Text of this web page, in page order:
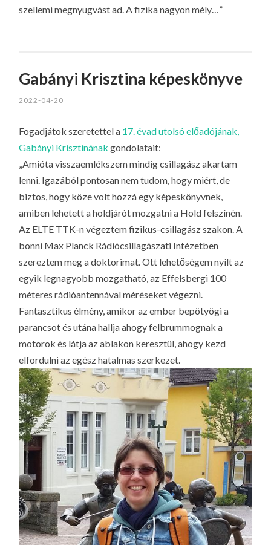
szellemi megnyugvást ad. A fizika nagyon mély…”
Gabányi Krisztina képeskönyve
2022-04-20
Fogadjátok szeretettel a 17. évad utolsó előadójának,
Gabányi Krisztinának gondolatait:
„Amióta visszaemlékszem mindig csillagász akartam
lenni. Igazából pontosan nem tudom, hogy miért, de
biztos, hogy köze volt hozzá egy képeskönyvnek,
amiben lehetett a holdjárót mozgatni a Hold felszínén.
Az ELTE TTK-n végeztem fizikus-csillagász szakon. A
bonni Max Planck Rádiócsillagászati Intézetben
szereztem meg a doktorimat. Ott lehetőségem nyílt az
egyik legnagyobb mozgatható, az Effelsbergi 100
méteres rádióantennával méréseket végezni.
Fantasztikus élmény, amikor az ember bepötyögi a
parancsot és utána hallja ahogy felbrummognak a
motorok és látja az ablakon keresztül, ahogy kezd
elfordulni az egész hatalmas szerkezet.